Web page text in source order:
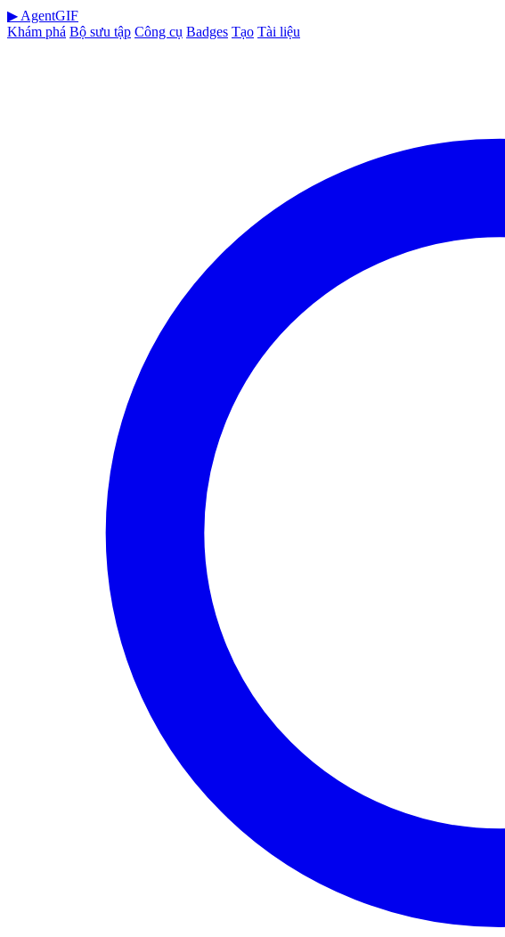
▶ AgentGIF
Khám phá Bộ sưu tập Công cụ Badges Tạo Tài liệu